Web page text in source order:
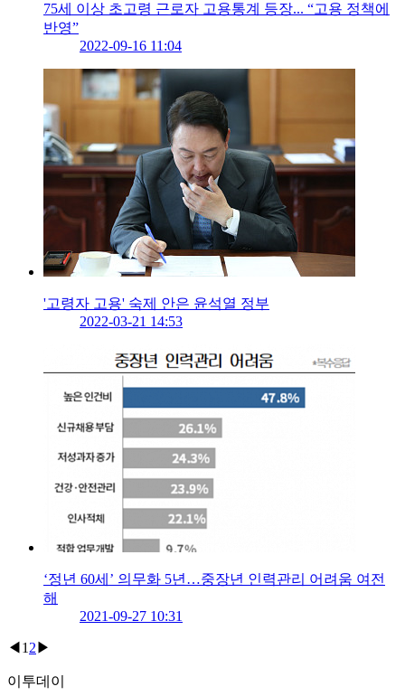
75세 이상 초고령 근로자 고용통계 등장... “고용 정책에
반영”
2022-09-16 11:04
'고령자 고용' 숙제 안은 윤석열 정부
2022-03-21 14:53
‘정년 60세’ 의무화 5년…중장년 인력관리 어려움 여전
해
2021-09-27 10:31
◀ 1 2 ▶
이투데이